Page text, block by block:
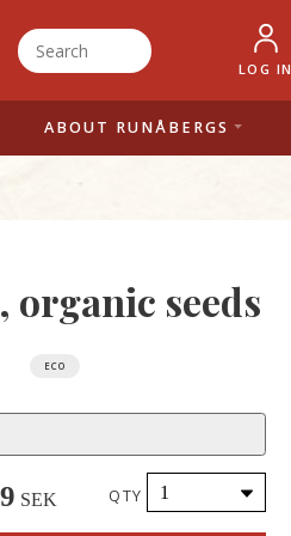
LOG IN
ABOUT RUNÅBERGS
organic seeds
ECO
SEK QTY